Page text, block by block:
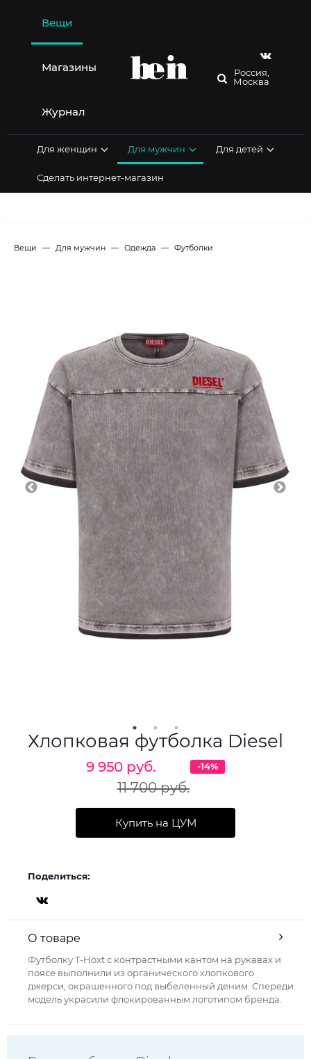
содержимому
Вещи
Магазины
Журнал
Россия,
Москва
Для женщин Для мужчин Для детей
Сделать интернет-магазин
Вещи Для мужчин Одежда Футболки
Хлопковая футболка Diesel
9 950 руб.
11 700 руб.
-14%
Купить на ЦУМ
Поделиться:
О товаре
Футболку T-Hoxt с контрастными кантом на рукавах и
поясе выполнили из органического хлопкового
джерси, окрашенного под выбеленный деним. Спереди
модель украсили флокированным логотипом бренда.